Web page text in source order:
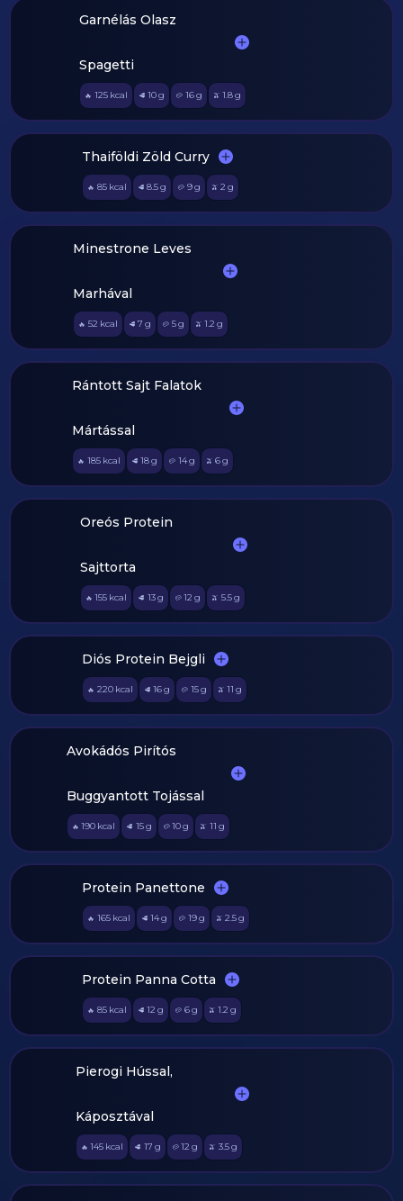
Garnélás Olasz
Spagetti
🔥 125 kcal 🥩 10g 🥔 16g 🫒 1.8g
Thaiföldi Zöld Curry
🔥 85 kcal 🥩 8.5g 🥔 9g 🫒 2 g
Minestrone Leves
Marhával
🔥 52 kcal 🥩 7 g 🥔 5g 🫒 1.2 g
Rántott Sajt Falatok
Mártással
🔥 185 kcal 🥩 18g 🥔 14g 🫒 6g
Oreós Protein
Sajttorta
🔥 155 kcal 🥩 13g 🥔 12 g 🫒 5.5g
Diós Protein Bejgli
🔥 220 kcal 🥩 16g 🥔 15g 🫒 11 g
Avokádós Pirítós
Buggyantott Tojással
🔥 190 kcal 🥩 15g 🥔 10g 🫒 11 g
Protein Panettone
🔥 165 kcal 🥩 14g 🥔 19g 🫒 2.5g
Protein Panna Cotta
🔥 85 kcal 🥩 12 g 🥔 6g 🫒 1.2 g
Pierogi Hússal,
Káposztával
🔥 145 kcal 🥩 17 g 🥔 12 g 🫒 3.5g